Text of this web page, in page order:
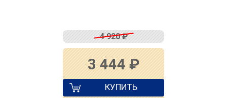
4 920₽
3 444 ₽
КУПИТЬ